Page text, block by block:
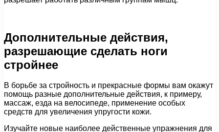
Дополнительные действия,
разрешающие сделать ноги
стройнее
В борьбе за стройность и прекрасные формы вам окажут
помощь разные дополнительные действия, к примеру,
массаж, езда на велосипеде, применение особых
средств для увеличения упругости кожи.
Изучайте новые наиболее действенные упражнения для